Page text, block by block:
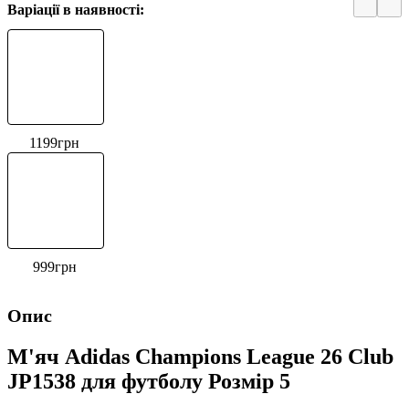
Варіації в наявності:
1199грн
999грн
Опис
М'яч Adidas Champions League 26 Club
JP1538 для футболу Розмір 5